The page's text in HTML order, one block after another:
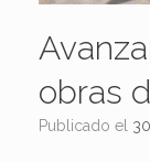
obras
Publicado el